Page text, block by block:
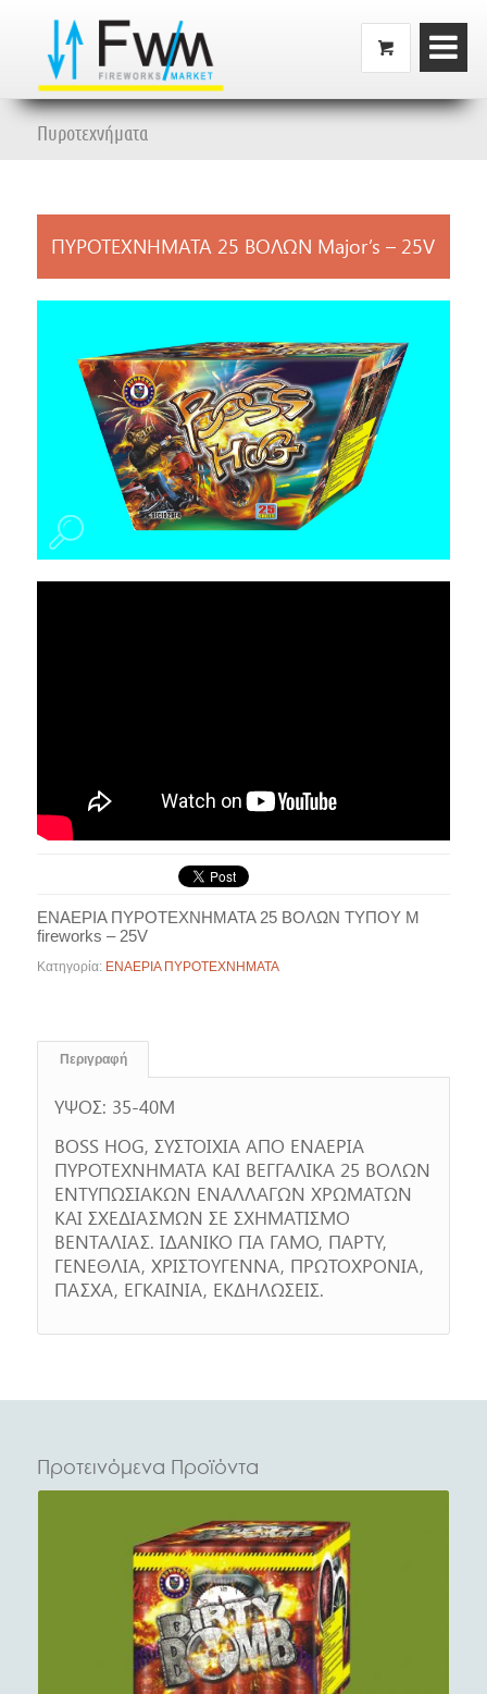
Πυροτεχνήματα
ΠΥΡΟΤΕΧΝΗΜΑΤΑ 25 ΒΟΛΩΝ Major’s – 25V
ΕΝΑΕΡΙΑ ΠΥΡΟΤΕΧΝΗΜΑΤΑ 25 ΒΟΛΩΝ ΤΥΠΟΥ M
fireworks – 25V
Κατηγορία: ΕΝΑΕΡΙΑ ΠΥΡΟΤΕΧΝΗΜΑΤΑ
Περιγραφή
ΥΨΟΣ: 35-40Μ
BOSS HOG, ΣΥΣΤΟΙΧΙΑ ΑΠΟ ΕΝΑΕΡΙΑ
ΠΥΡΟΤΕΧΝΗΜΑΤΑ ΚΑΙ ΒΕΓΓΑΛΙΚΑ 25 ΒΟΛΩΝ
ΕΝΤΥΠΩΣΙΑΚΩΝ ΕΝΑΛΛΑΓΩΝ ΧΡΩΜΑΤΩΝ
ΚΑΙ ΣΧΕΔΙΑΣΜΩΝ ΣΕ ΣΧΗΜΑΤΙΣΜΟ
ΒΕΝΤΑΛΙΑΣ. ΙΔΑΝΙΚΟ ΓΙΑ ΓΑΜΟ, ΠΑΡΤΥ,
ΓΕΝΕΘΛΙΑ, ΧΡΙΣΤΟΥΓΕΝΝΑ, ΠΡΩΤΟΧΡΟΝΙΑ,
ΠΑΣΧΑ, ΕΓΚΑΙΝΙΑ, ΕΚΔΗΛΩΣΕΙΣ.
Προτεινόμενα Προϊόντα